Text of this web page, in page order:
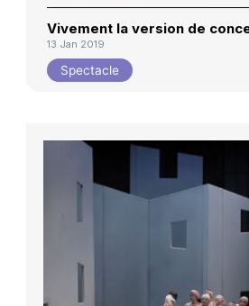
Vivement la version de
13 Jan 2019
Spectacle